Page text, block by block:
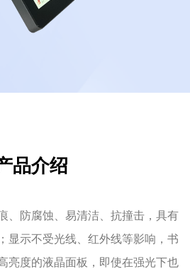
品介绍
、防腐蚀、易清洁、抗撞击，具有
显示不受光线、红外线等影响，书
亮度的液晶面板，即使在强光下也